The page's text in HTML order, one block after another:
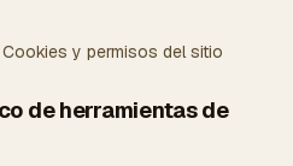
y permisos del sitio
de herramientas de